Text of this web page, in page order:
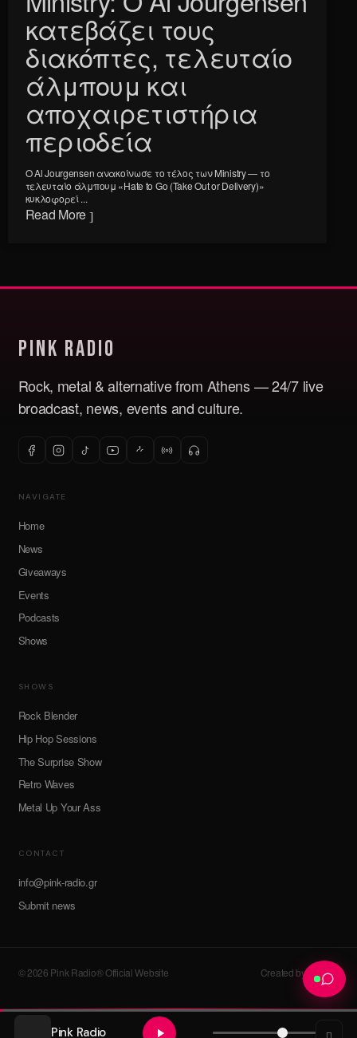
κατεβάζει τους
διακόπτες, τελευταίο
άλμπουμ και
αποχαιρετιστήρια
περιοδεία
Ο Al Jourgensen ανακοίνωσε το τέλος των Ministry — το
τελευταίο άλμπουμ «Hate to Go (Take Out or Delivery)»
κυκλοφορεί ...
Read More
Pink Radio
Rock, metal & alternative from Athens — 24/7 live
broadcast, news, events and culture.
NAVIGATE
Home
News
Giveaways
Events
Podcasts
Shows
SHOWS
Rock Blender
Hip Hop Sessions
The Surprise Show
Retro Waves
Metal Up Your Ass
CONTACT
info@pink-radio.gr
Submit news
© 2026 Pink Radio® Official Website Created by devroot
Pink Radio